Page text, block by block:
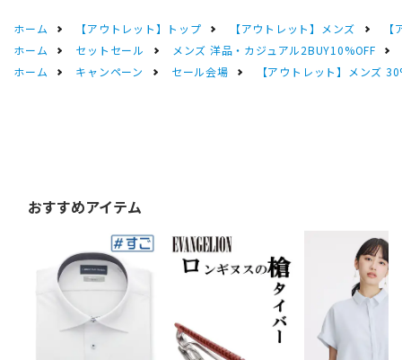
ホーム 【アウトレット】トップ 【アウトレット】メンズ
ホーム
セットセール
メンズ 洋品・カジュアル2BUY10%OFF
ホーム
キャンペーン セール会場 【アウトレット】メンズ